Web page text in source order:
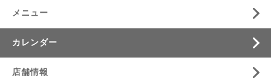
メニュー
カレンダー
店舗情報